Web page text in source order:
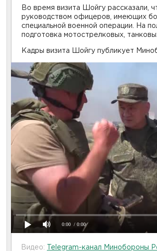
Во время визита Шойгу рассказали,
руководством офицеров, имеющих
специальной военной операции. На
подготовка мотострелковых,
Кадры визита Шойгу публикует
0:00 / 0:00
Видео: Telegram-канал Минобороны